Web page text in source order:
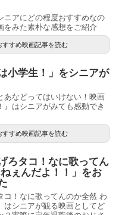
ニアにどの程度おすすめなの
をみた素朴な感想をご紹介
すすめ映画記事を読む
小学生！」をシニアが
あなどってはいけない！映画
』はシニアがみても感動でき
すすめ映画記事を読む
ろタコ！なに歌ってん
ぇんだよ！！」をお
コ！なに歌ってんのか全然 わ
はシニアが観る映画としてど